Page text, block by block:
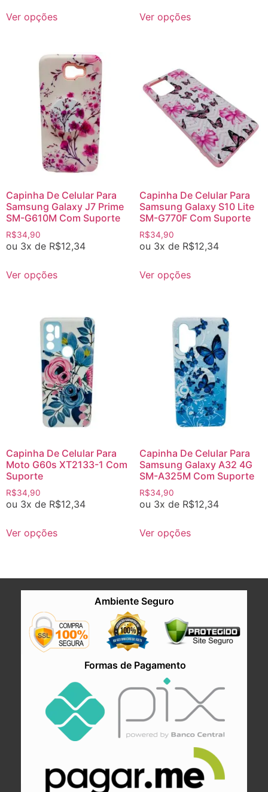
Ver opções Ver opções
Capinha De Celular Para
Samsung Galaxy J7 Prime
SM-G610M Com Suporte
R$34,90
ou 3x de R$12,34
Ver opções
Capinha De Celular Para
Samsung Galaxy S10 Lite
SM-G770F Com Suporte
R$34,90
ou 3x de R$12,34
Ver opções
Capinha De Celular Para
Moto G60s XT2133-1 Com
Suporte
R$34,90
ou 3x de R$12,34
Ver opções
Capinha De Celular Para
Samsung Galaxy A32 4G
SM-A325M Com Suporte
R$34,90
ou 3x de R$12,34
Ver opções
Ambiente Seguro
Formas de Pagamento